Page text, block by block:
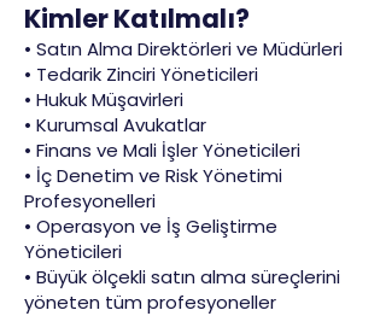
Kimler Katılmalı?
• Satın Alma Direktörleri ve Müdürleri
• Tedarik Zinciri Yöneticileri
• Hukuk Müşavirleri
• Kurumsal Avukatlar
• Finans ve Mali İşler Yöneticileri
• İç Denetim ve Risk Yönetimi
Profesyonelleri
• Operasyon ve İş Geliştirme
Yöneticileri
• Büyük ölçekli satın alma süreçlerini
yöneten tüm profesyoneller